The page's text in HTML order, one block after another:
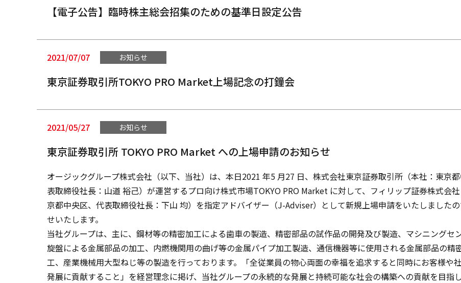
【電子公告】臨時株主総会招集のための基準日設定公告
2021/07/07 お知らせ
東京証券取引所TOKYO PRO Market上場記念の打鐘会
2021/05/27 お知らせ
東京証券取引所 TOKYO PRO Market への上場申請のお知らせ
オージックグループ株式会社（以下、当社）は、本日2021 年5 月27 日、株式会社東京証券取引所（本社：東京
表取締役社長：山道 裕己）が運営するプロ向け株式市場TOKYO PRO Market に対して、フィリップ証券株式会
京都中央区、代表取締役社長：下山 均）を指定アドバイザー（J-Adviser）として新規上場申請をいたしました
せいたします。
当社グループは、主に、鋼材等の精密加工による歯車の製造、精密部品の試作品の開発及び製造、マシニングセ
旋盤による金属部品の加工、内燃機関用の曲げ等の金属パイプ加工製造、通信機器等に使用される金属部品の精
工、産業機械用大型ねじ等の製造を行っております。「全従業員の物心両面の幸福を追求すると同時にお客様や
発展に貢献すること」を経営理念に掲げ、当社グループの永続的な発展と持続可能な社会の構築への貢献を目指